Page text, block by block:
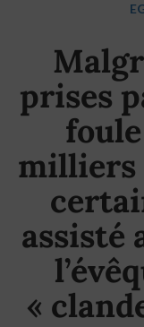
prises
milliers
assisté
«